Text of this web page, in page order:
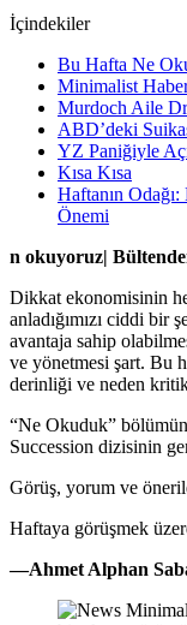
İçindekiler
Bu Hafta Ne
Minimalist
Murdoch Aile
ABD’deki
YZ Paniğiyle
Kısa Kısa
Haftanın
Önemi
n okuyoruz|
Dikkat ekonomisinin
anladığımızı ciddi
avantaja sahip
ve yönetmesi şart. Bu
derinliği ve neden
“Ne Okuduk”
Succession dizisinin
Görüş, yorum ve
Haftaya görüşmek
—Ahmet Alphan